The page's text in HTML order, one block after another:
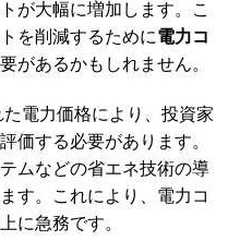
が大幅に増加します。こ
を削減するために電力コ
があるかもしれません。
電力価格により、投資家
価する必要があります。
ムなどの省エネ技術の導
す。これにより、電力コ
に急務です。